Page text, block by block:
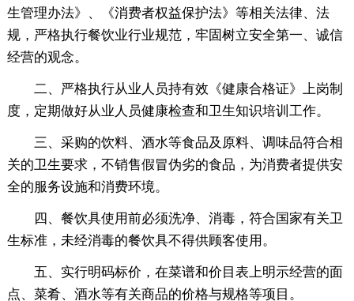
生管理办法》、《消费者权益保护法》等相关法律、法
规，严格执行餐饮业行业规范，牢固树立安全第一、诚信
经营的观念。
二、严格执行从业人员持有效《健康合格证》上岗制
度，定期做好从业人员健康检查和卫生知识培训工作。
三、采购的饮料、酒水等食品及原料、调味品符合相
关的卫生要求，不销售假冒伪劣的食品，为消费者提供安
全的服务设施和消费环境。
四、餐饮具使用前必须洗净、消毒，符合国家有关卫
生标准，未经消毒的餐饮具不得供顾客使用。
五、实行明码标价，在菜谱和价目表上明示经营的面
点、菜肴、酒水等有关商品的价格与规格等项目。